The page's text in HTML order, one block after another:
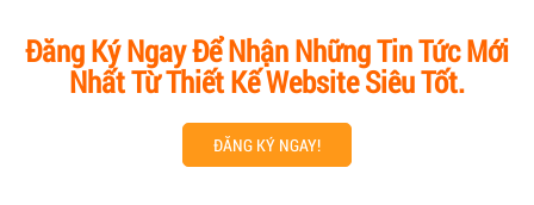
Đăng Ký Ngay Để Nhận Những Tin Tức Mới
Nhất Từ Thiết Kế Website Siêu Tốt.
ĐĂNG KÝ NGAY!